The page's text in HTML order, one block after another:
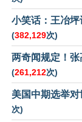
小笑话：王冶
(382,129次)
两奇闻规定！
(261,212次)
美国中期选举
次)